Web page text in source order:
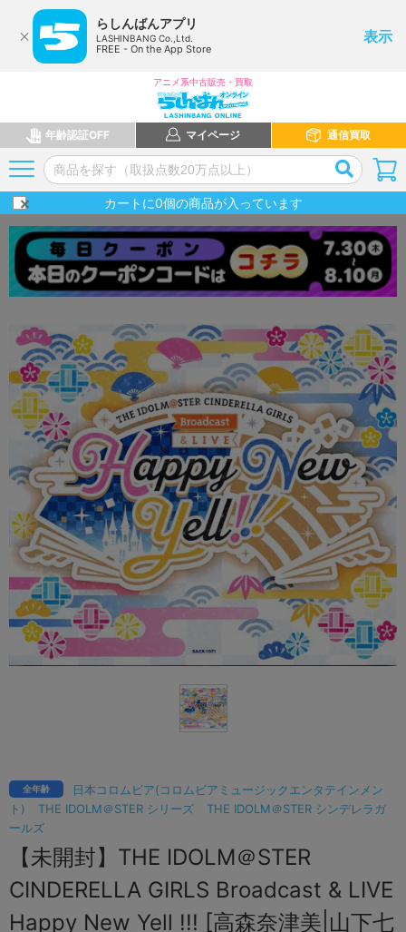
らしんばんアプリ
LASHINBANG Co.,Ltd.
FREE - On the App Store
表示
アニメ系中古販売・買取
年齢認証OFF マイページ 通信買取
カートに0個の商品が入っています
日本コロムビア(コロムビアミュージックエンタテインメン
ト)
THE IDOLM＠STER シリーズ
THE IDOLM＠STER シンデレラガ
ールズ
全年齢
【未開封】THE IDOLM＠STER
CINDERELLA GIRLS Broadcast & LIVE
Happy New Yell !!! [高森奈津美|山下七